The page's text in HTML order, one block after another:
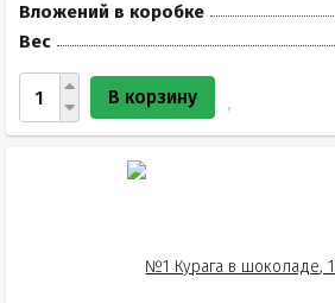
Вложений в коробке
Вес
В корзину